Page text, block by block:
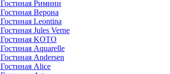
Гостиная Римини
Гостиная Верона
Гостиная Leontina
Гостиная Jules Verne
Гостиная KOTO
Гостиная Aquarelle
Гостиная Andersen
Гостиная Alice